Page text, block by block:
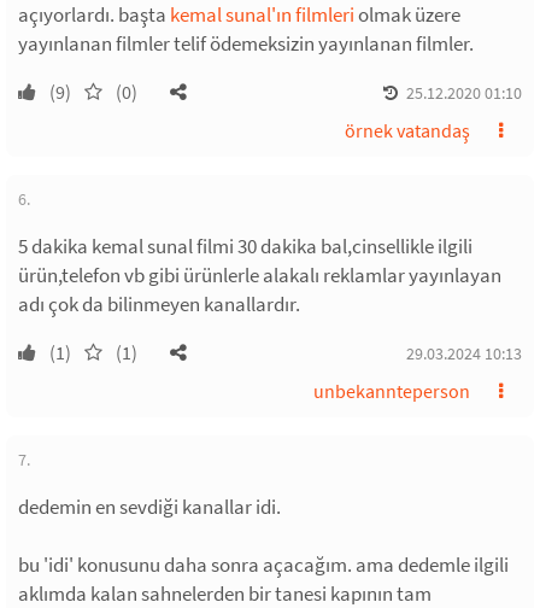
açıyorlardı. başta kemal sunal'ın filmleriolmak üzere
yayınlanan filmler telif ödemeksizin yayınlanan filmler.
(9) (0) 25.12.2020 01:10
örnek vatandaş
6.
5 dakika kemal sunal filmi 30 dakika bal,cinsellikle ilgili
ürün,telefon vb gibi ürünlerle alakalı reklamlar yayınlayan
adı çok da bilinmeyen kanallardır.
(1) (1) 29.03.2024 10:13
unbekannteperson
7.
dedemin en sevdiği kanallar idi.
bu 'idi' konusunu daha sonra açacağım. ama dedemle ilgili
aklımda kalan sahnelerden bir tanesi kapının tam